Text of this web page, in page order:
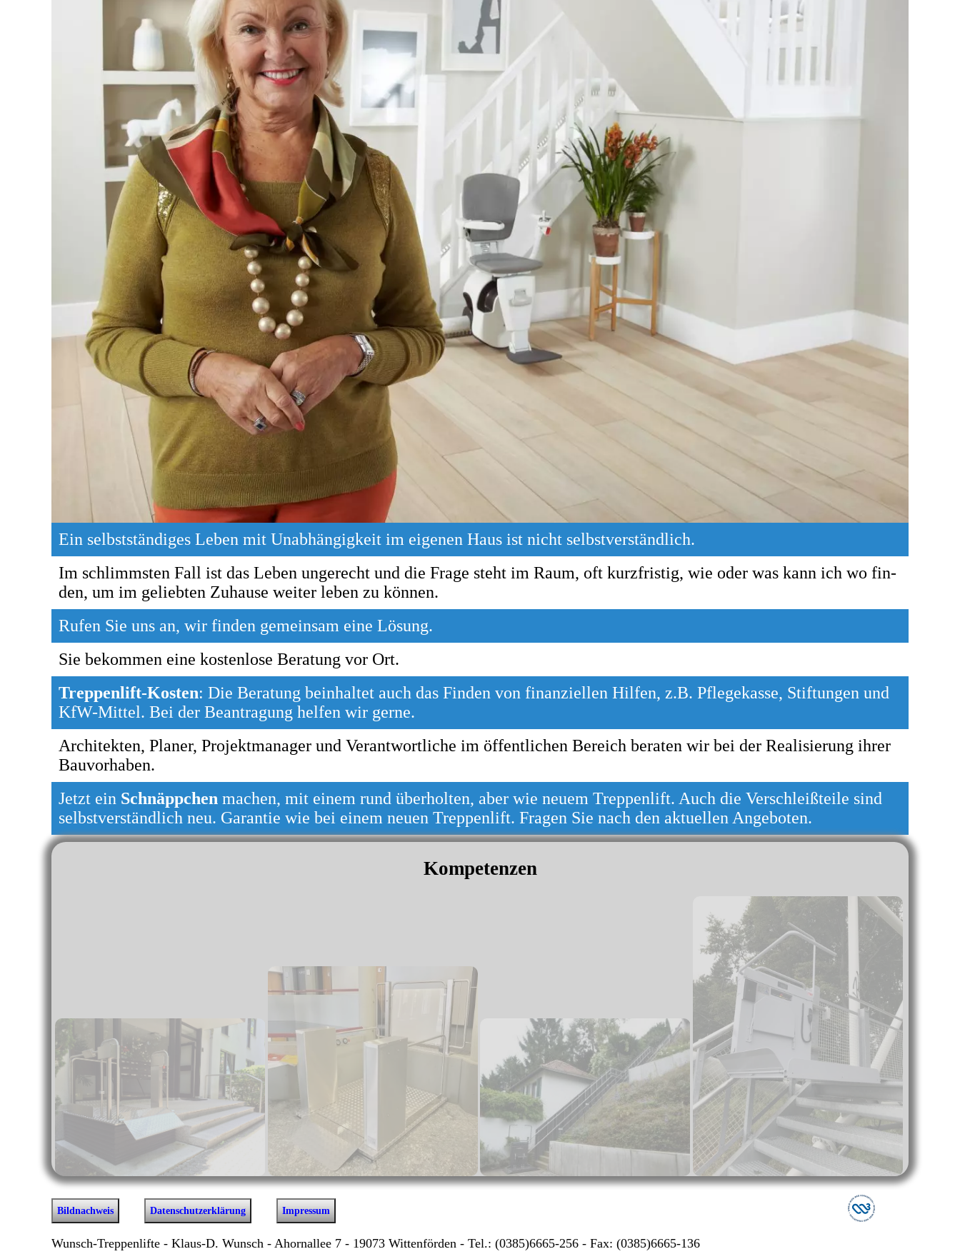
Ein selbstständiges Leben mit Un­ab­hän­gig­keit im eigenen Haus ist nicht selbst­ver­ständ­lich.
Im schlimmsten Fall ist das Le­ben un­ge­recht und die Fra­ge steht im Raum, oft kurz­fris­tig, wie oder was kann ich wo fin­
den, um im ge­lieb­ten Zu­hau­se wei­ter le­ben zu kön­nen.
Rufen Sie uns an, wir fin­den ge­mein­sam ei­ne Lö­sung.
Sie bekommen eine kos­ten­lo­se Be­ra­tung vor Ort.
Treppenlift-Kosten: Die Beratung beinhaltet auch das Fin­den von fi­nan­ziel­len Hil­fen, z.B. Pfle­ge­kas­se, Stif­tun­gen und
KfW-­Mit­tel. Bei der Be­an­tra­gung hel­fen wir ger­ne.
Architekten, Pla­ner, Pro­jekt­ma­na­ger und Ver­ant­wort­liche im öf­fent­lichen Be­reich be­ra­ten wir bei der Re­a­li­sie­rung ih­rer
Bau­vor­ha­ben.
Jetzt ein Schnäppchen machen, mit einem rund überholten, aber wie neuem Treppenlift. Auch die Verschleißteile sind
selbstverständlich neu. Garantie wie bei einem neuen Treppenlift. Fragen Sie nach den aktuellen Angeboten.
Kompetenzen
Bildnachweis Datenschutzerklärung Impressum
Wunsch-Treppenlifte - Klaus-D. Wunsch - Ahornallee 7 - 19073 Wittenförden - Tel.: (0385)6665-256 - Fax: (0385)6665-136